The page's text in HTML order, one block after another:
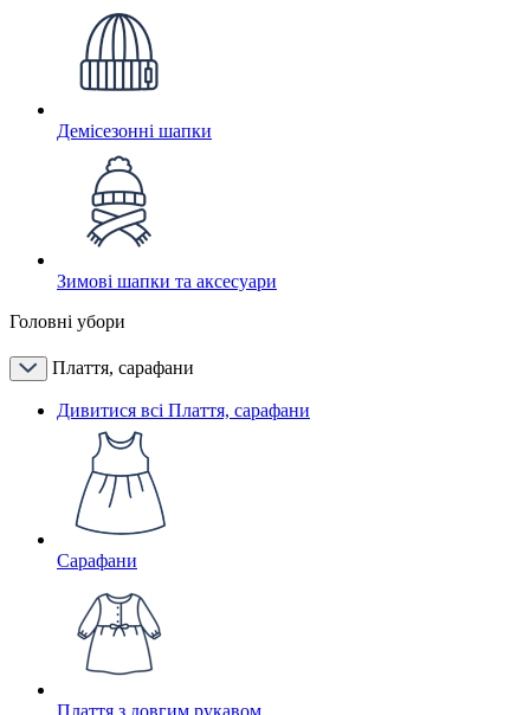
Демісезонні шапки
Зимові шапки та аксесуари
Головні убори
Плаття, сарафани
Дивитися всі Плаття, сарафани
Сарафани
Плаття з довгим рукавом